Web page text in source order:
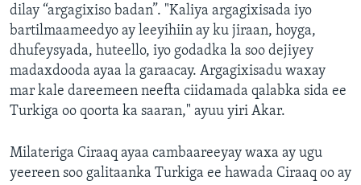
dilay “argagixiso badan”. "Kaliya argagixisada iyo
bartilmaameedyo ay leeyihiin ay ku jiraan, hoyga,
dhufeysyada, huteello, iyo godadka la soo dejiyey
madaxdooda ayaa la garaacay. Argagixisadu waxay
mar kale dareemeen neefta ciidamada qalabka sida ee
Turkiga oo qoorta ka saaran," ayuu yiri Akar.
Milateriga Ciraaq ayaa cambaareeyay waxa ay ugu
yeereen soo galitaanka Turkiga ee hawada Ciraaq oo ay